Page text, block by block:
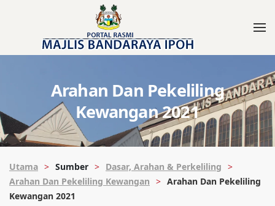
Arahan Dan Pekeliling
Kewangan 2021
Utama Sumber
Dasar, Arahan & Perkeliling
Arahan Dan Pekeliling Kewangan
Arahan Dan Pekeliling
Kewangan 2021